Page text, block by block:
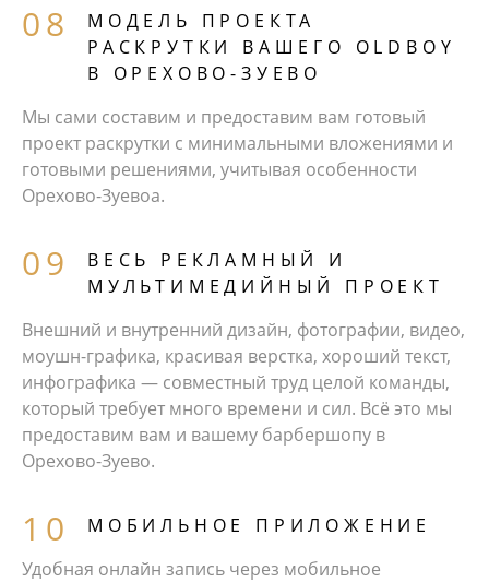
МОДЕЛЬ ПРОЕКТА
РАСКРУТКИ ВАШЕГО OLDBOY
В ОРЕХОВО-ЗУЕВО
Мы сами составим и предоставим вам готовый
проект раскрутки с минимальными вложениями и
готовыми решениями, учитывая особенности
Орехово-Зуевоа.
ВЕСЬ РЕКЛАМНЫЙ И
МУЛЬТИМЕДИЙНЫЙ ПРОЕКТ
Внешний и внутренний дизайн, фотографии, видео,
моушн-графика, красивая верстка, хороший текст,
инфографика — совместный труд целой команды,
который требует много времени и сил. Всё это мы
предоставим вам и вашему барбершопу в
Орехово-Зуево.
МОБИЛЬНОЕ ПРИЛОЖЕНИЕ
Удобная онлайн запись через мобильное